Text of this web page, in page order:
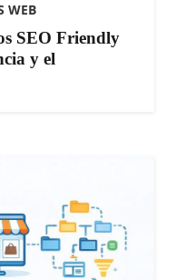
WEB
SEO Friendly
y el